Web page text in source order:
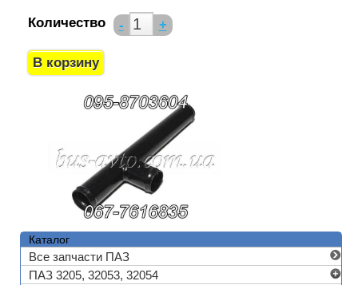
Количество - +
Каталог
Все запчасти ПАЗ
ПАЗ 3205, 32053, 32054